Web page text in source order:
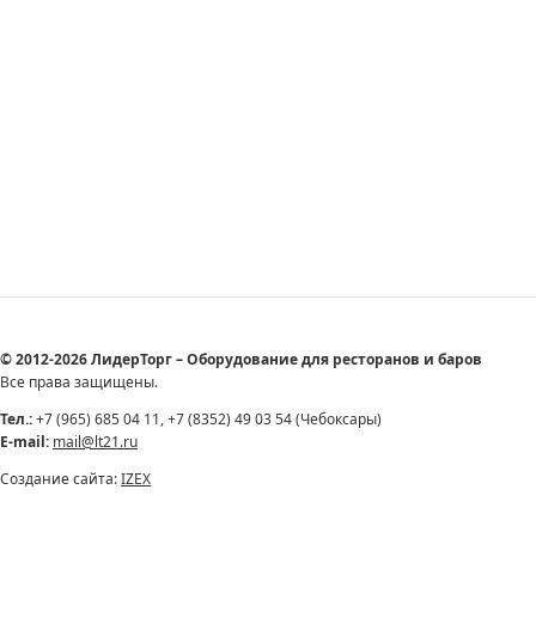
© 2012-2026 ЛидерТорг – Оборудование для ресторанов и баров
Все права защищены.
Тел.:+7 (965) 685 04 11, +7 (8352) 49 03 54 (Чебоксары)
E-mail: mail@lt21.ru
Создание сайта:IZEX